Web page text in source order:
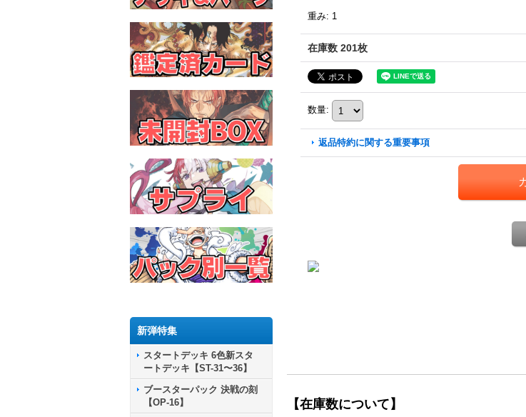
新弾特集
スタートデッキ 6色新スタ
ートデッキ【ST-31〜36】
ブースターパック 決戦の刻
【OP-16】
重み: 1
在庫数 201枚
数量:
返品特約に関する重要事項
【在庫数について】